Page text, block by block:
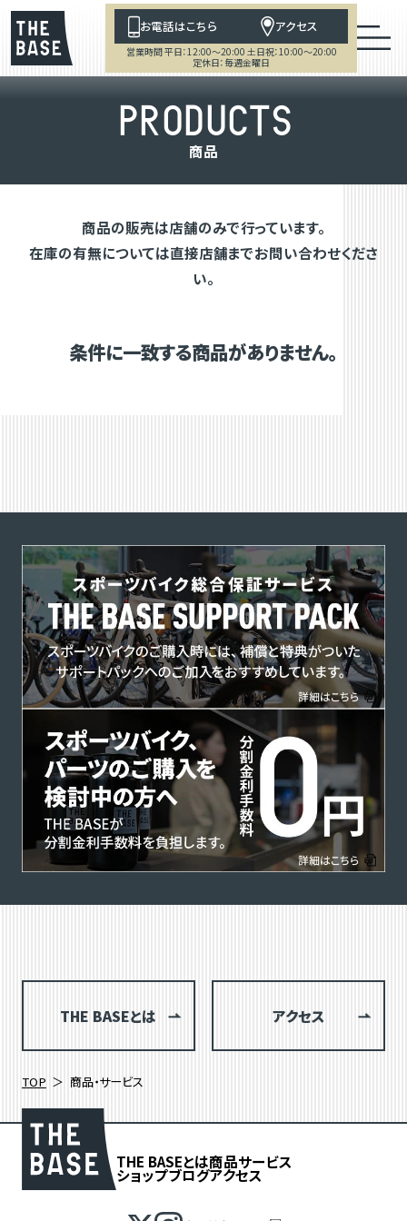
お電話はこちら アクセス
営業時間 平日：12:00～20:00 土日祝：10:00～20:00
定休日：毎週金曜日
PRODUCTS
商品
商品の販売は店舗のみで行っています。
在庫の有無については直接店舗までお問い合わせくださ
い。
条件に一致する商品がありません。
THE BASEとは アクセス
TOP 商品・サービス
THE BASEとは商品サービス
ショップブログアクセス